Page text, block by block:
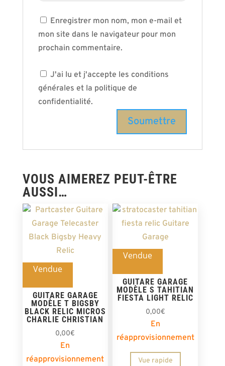
Enregistrer mon nom, mon e-mail et
mon site dans le navigateur pour mon
prochain commentaire.
J'ai lu et j'accepte les conditions
générales et la politique de
confidentialité.
VOUS AIMEREZ PEUT-ÊTRE
AUSSI…
Vendue
GUITARE GARAGE
MODÈLE T BIGSBY
BLACK RELIC MICROS
CHARLIE CHRISTIAN
0,00€
En
réapprovisionnement
Vendue
GUITARE GARAGE
MODÈLE S TAHITIAN
FIESTA LIGHT RELIC
0,00€
En
réapprovisionnement
Vue rapide